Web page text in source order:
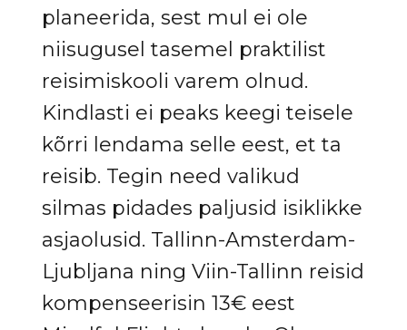
planeerida, sest mul ei ole
niisugusel tasemel praktilist
reisimiskooli varem olnud.
Kindlasti ei peaks keegi teisele
kõrri lendama selle eest, et ta
reisib. Tegin need valikud
silmas pidades paljusid isiklikke
asjaolusid. Tallinn-Amsterdam-
Ljubljana ning Viin-Tallinn reisid
kompenseerisin 13€ eest